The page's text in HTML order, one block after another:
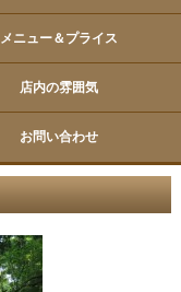
メニュー＆プライス
店内の雰囲気
お問い合わせ